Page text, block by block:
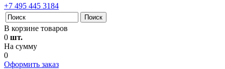
+7 495 445 3184
В корзине товаров
0 шт.
На сумму
0
Оформить заказ